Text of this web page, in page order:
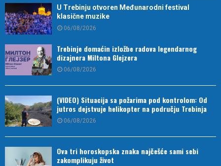
U Trebinju otvoren Međunarodni festival
klasične muzike
06/08/2026
Trebinje domaćin izložbe radova legendarnog
dizajnera Miltona Glejzera
06/08/2026
(VIDEO) Situacija sa požarima pod kontrolom: Od
jutros dejstvuje helikopter na području Trebinja
06/08/2026
Ova tri horoskopska znaka najčešće sami sebi
zakomplikuju život